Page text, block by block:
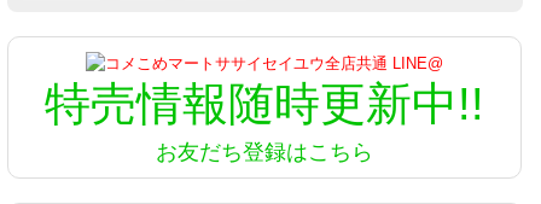
特売情報随時更新中!!
お友だち登録はこちら